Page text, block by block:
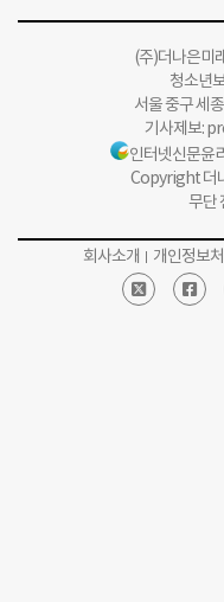
(주)더나은
청소년
서울 중구 세
기사제보:
인터넷신문윤
Copyright 더
무단
회사소개 개인정보